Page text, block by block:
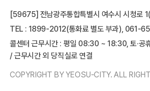
[59675] 전남광주통합특별시 여수시 시청로
TEL : 1899-2012(통화료 별도 부과), 061-
콜센터 근무시간 : 평일 08:30 ~ 18:30, 토·
/ 근무시간 외 당직실로 연결
COPYRIGHT BY YEOSU-CITY. ALL